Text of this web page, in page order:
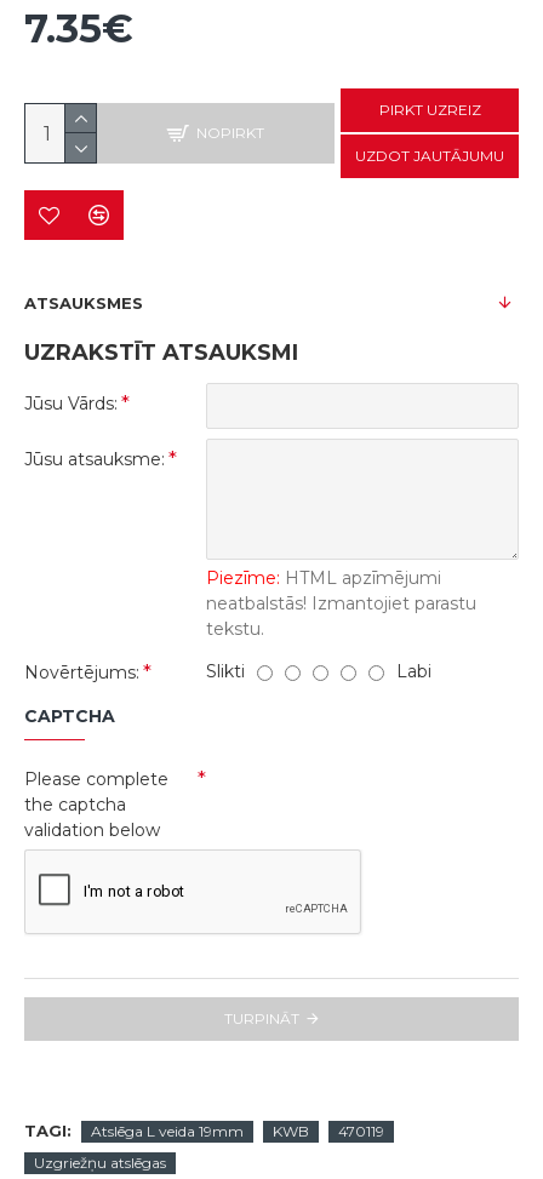
7.35€
NOPIRKT
PIRKT UZREIZ
UZDOT JAUTĀJUMU
ATSAUKSMES
UZRAKSTĪT ATSAUKSMI
Jūsu Vārds:
Jūsu atsauksme:
Piezīme: HTML apzīmējumi
neatbalstās! Izmantojiet parastu
tekstu.
Novērtējums:
Slikti Labi
CAPTCHA
Please complete
the captcha
validation below
TURPINĀT
TAGI: Atslēga L veida 19mm KWB
470119
Uzgriežņu atslēgas